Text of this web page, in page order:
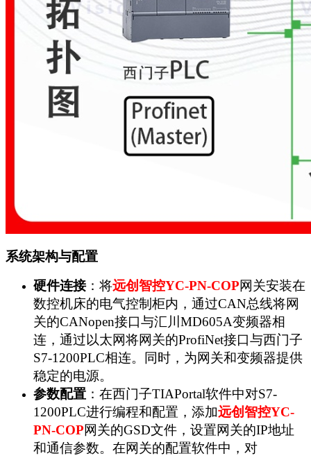
系统架构与配置
硬件连接：将远创智控YC-PN-COP网关安装在
数控机床的电气控制柜内，通过CAN总线将网
关的CANopen接口与汇川MD605A变频器相
连，通过以太网将网关的ProfiNet接口与西门子
S7-1200PLC相连。同时，为网关和变频器提供
稳定的电源。
参数配置 ：在西门子TIAPortal软件中对S7-
1200PLC进行编程和配置，添加远创智控YC-
PN-COP网关的GSD文件，设置网关的IP地址
和通信参数。在网关的配置软件中，对